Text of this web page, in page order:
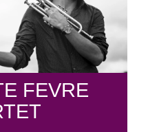
FEVRE